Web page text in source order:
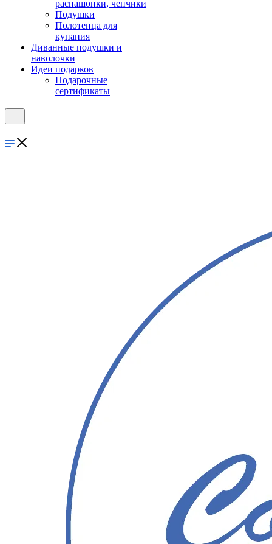
распашонки, чепчики
Подушки
Полотенца для
купания
Диванные подушки и
наволочки
Идеи подарков
Подарочные
сертификаты